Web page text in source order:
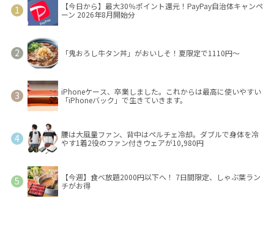
【今日から】最大30％ポイント還元！PayPay自治体キャンペ
ーン 2026年8月開始分
「鬼おろし牛タン丼」がおいしそ！夏限定で1110円～
iPhoneケース、卒業しました。これからは最高に使いやすい
「iPhoneバック」で生きていきます。
腰は大風量ファン、背中はペルチェ冷却。ダブルで身体を冷
やす1着2役のファン付きウェアが10,980円
【今週】食べ放題2000円以下へ！ 7日間限定、しゃぶ葉ラン
チがお得